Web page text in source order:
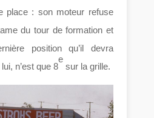
place : son moteur refuse
du tour de formation et
position qu’il devra
n’est que 8
e
sur la grille.